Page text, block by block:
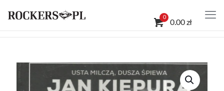
0
0.00 zł